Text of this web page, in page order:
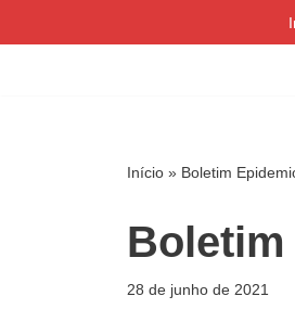
Início » Boletim
Boletim
28 de junho de 2021